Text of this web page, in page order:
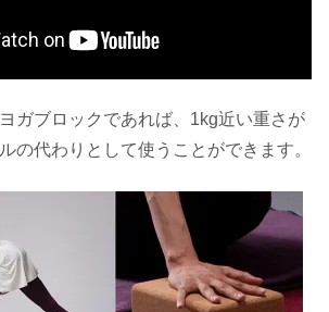
ガブロックであれば、1kg近い重さが
の代わりとして使うことができます。